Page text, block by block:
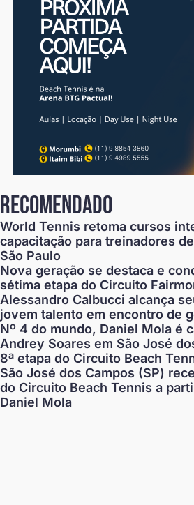
recomendado
World Tennis retoma cursos
capacitação para treinadores
São Paulo
Nova geração se destaca e
sétima etapa do Circuito
Alessandro Calbucci alcança
jovem talento em encontro de
Nº 4 do mundo, Daniel Mola é
Andrey Soares em São José
8ª etapa do Circuito Beach
São José dos Campos (SP)
do Circuito Beach Tennis a
Daniel Mola